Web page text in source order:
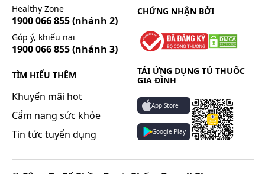
Healthy Zone
1900 066 855(nhánh 2)
Góp ý, khiếu nại
1900 066 855(nhánh 3)
TÌM HIỂU THÊM
Khuyến mãi hot
Cẩm nang sức khỏe
Tin tức tuyển dụng
CHỨNG NHẬN BỞI
TẢI ỨNG DỤNG TỦ THUỐC
GIA ĐÌNH
App Store
Google Play